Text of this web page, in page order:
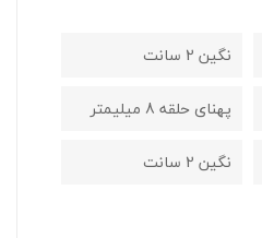
نگین 2 سانت
پهنای حلقه 8 میلیمتر
نگین 2 سانت